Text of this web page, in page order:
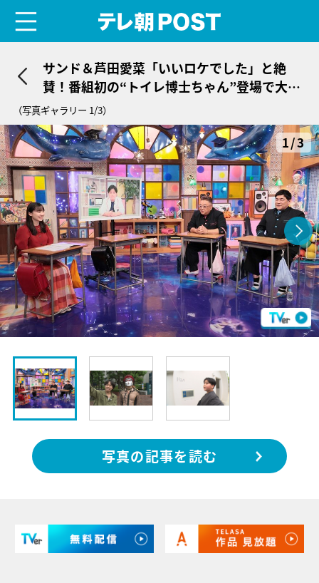
サンド＆芦田愛菜「いいロケでした」と絶
賛！番組初の“トイレ博士ちゃん”登場で大喜
び
（写真ギャラリー 1/3）
1/3
写真の記事を読む